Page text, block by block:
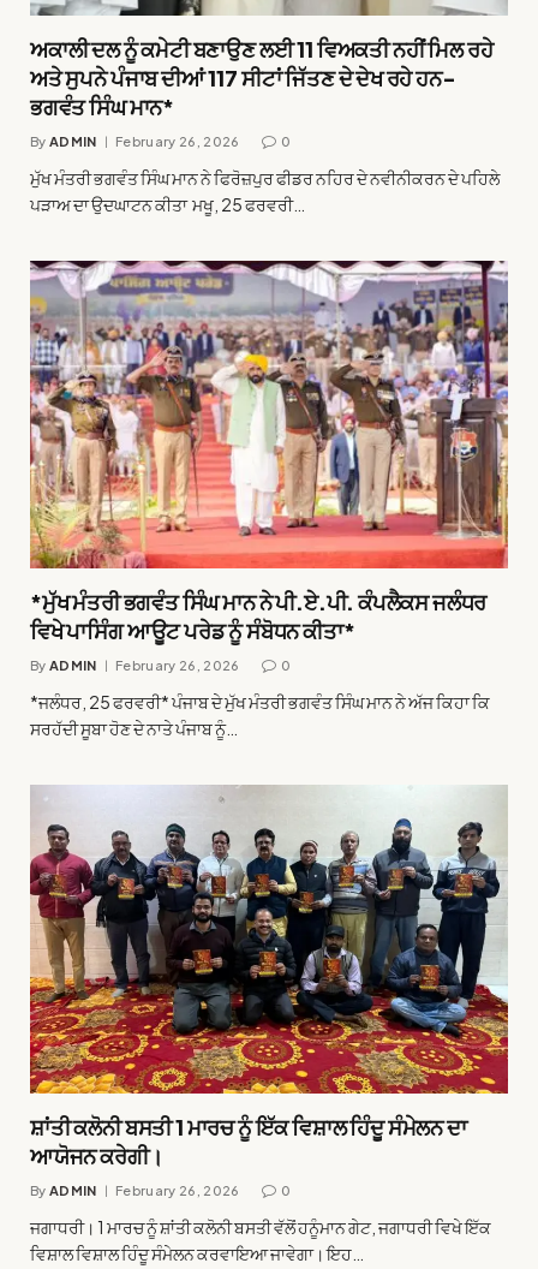
ਅਕਾਲੀ ਦਲ ਨੂੰ ਕਮੇਟੀ ਬਣਾਉਣ ਲਈ 11 ਵਿਅਕਤੀ ਨਹੀਂ ਮਿਲ ਰਹੇ
ਅਤੇ ਸੁਪਨੇ ਪੰਜਾਬ ਦੀਆਂ 117 ਸੀਟਾਂ ਜਿੱਤਣ ਦੇ ਦੇਖ ਰਹੇ ਹਨ-
ਭਗਵੰਤ ਸਿੰਘ ਮਾਨ*
By ADMIN February 26, 2026 0
ਮੁੱਖ ਮੰਤਰੀ ਭਗਵੰਤ ਸਿੰਘ ਮਾਨ ਨੇ ਫਿਰੋਜ਼ਪੁਰ ਫੀਡਰ ਨਹਿਰ ਦੇ ਨਵੀਨੀਕਰਨ ਦੇ ਪਹਿਲੇ
ਪੜਾਅ ਦਾ ਉਦਘਾਟਨ ਕੀਤਾ ਮਖੂ, 25 ਫਰਵਰੀ…
*ਮੁੱਖ ਮੰਤਰੀ ਭਗਵੰਤ ਸਿੰਘ ਮਾਨ ਨੇ ਪੀ.ਏ.ਪੀ. ਕੰਪਲੈਕਸ ਜਲੰਧਰ
ਵਿਖੇ ਪਾਸਿੰਗ ਆਊਟ ਪਰੇਡ ਨੂੰ ਸੰਬੋਧਨ ਕੀਤਾ*
By ADMIN February 26, 2026 0
*ਜਲੰਧਰ, 25 ਫਰਵਰੀ* ਪੰਜਾਬ ਦੇ ਮੁੱਖ ਮੰਤਰੀ ਭਗਵੰਤ ਸਿੰਘ ਮਾਨ ਨੇ ਅੱਜ ਕਿਹਾ ਕਿ
ਸਰਹੱਦੀ ਸੂਬਾ ਹੋਣ ਦੇ ਨਾਤੇ ਪੰਜਾਬ ਨੂੰ…
ਸ਼ਾਂਤੀ ਕਲੋਨੀ ਬਸਤੀ 1 ਮਾਰਚ ਨੂੰ ਇੱਕ ਵਿਸ਼ਾਲ ਹਿੰਦੂ ਸੰਮੇਲਨ ਦਾ
ਆਯੋਜਨ ਕਰੇਗੀ।
By ADMIN February 26, 2026 0
ਜਗਾਧਰੀ। 1 ਮਾਰਚ ਨੂੰ ਸ਼ਾਂਤੀ ਕਲੋਨੀ ਬਸਤੀ ਵੱਲੋਂ ਹਨੂੰਮਾਨ ਗੇਟ, ਜਗਾਧਰੀ ਵਿਖੇ ਇੱਕ
ਵਿਸ਼ਾਲ ਵਿਸ਼ਾਲ ਹਿੰਦੂ ਸੰਮੇਲਨ ਕਰਵਾਇਆ ਜਾਵੇਗਾ। ਇਹ…